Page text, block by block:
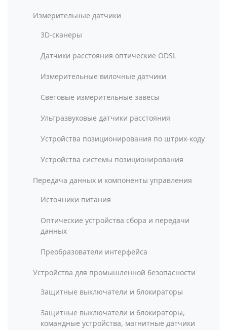
Измерительные датчики
3D-сканеры
Датчики расстояния оптические ODSL
Измерительные вилочные датчики
Световые измерительные завесы
Ультразвуковые датчики расстояния
Устройства позиционирования по штрих-коду
Устройства системы позиционирования
Передача данных и компоненты управления
Источники питания
Оптические устройства сбора и передачи
данных
Преобразователи интерфейса
Устройства для промышленной безопасности
Защитные выключатели и блокираторы
Защитные выключатели и блокираторы,
командные устройства, магнитные датчики